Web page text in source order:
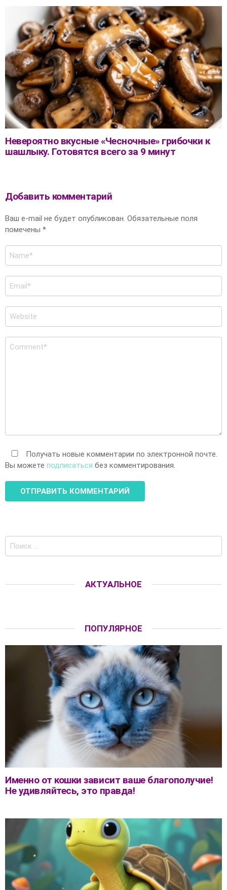
Невероятно вкусные «Чесночные» грибочки к
шашлыку. Готовятся всего за 9 минут
Добавить комментарий
Ваш e-mail не будет опубликован. Обязательные поля
помечены *
Имя
*
E-
mail
Сайт
Комментарий
Получать новые комментарии по электронной почте.
Вы можете подписаться без комментирования.
Поиск
по:
АКТУАЛЬНОЕ
ПОПУЛЯРНОЕ
Именно от кошки зависит ваше благополучие!
Не удивляйтесь, это правда!